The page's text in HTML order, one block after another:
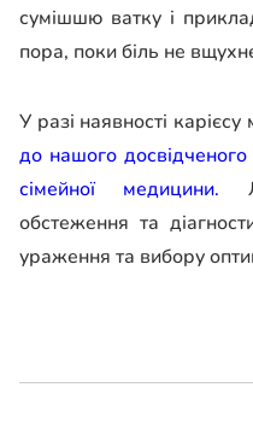
сумішшю ватку і
пора, поки біль не
У разі наявності карієсу
до нашого досвідченого
сімейної медицини.
обстеження та
ураження та вибору